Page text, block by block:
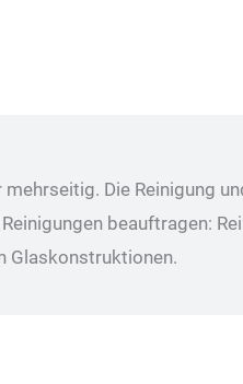
Die Reinigung
beauftragen:
Glaskonstruktionen.